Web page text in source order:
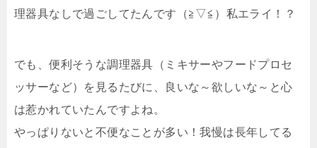
理器具なしで過ごしてたんです（≧▽≦）私エライ！？
でも、便利そうな調理器具（ミキサーやフードプロセ
ッサーなど）を見るたびに、良いな～欲しいな～と心
は惹かれていたんですよね。
やっぱりないと不便なことが多い！我慢は長年してる